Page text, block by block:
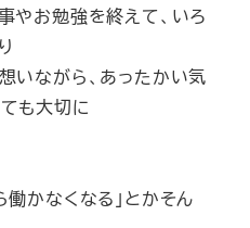
やお勉強を終えて、いろ
いながら、あったかい気
も大切に
働かなくなる」とかそん